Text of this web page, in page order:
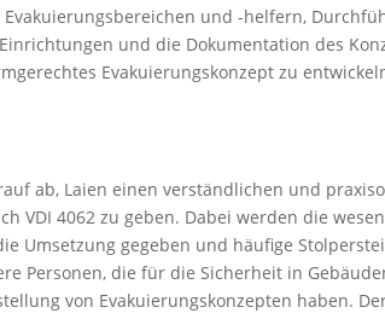
Evakuierungsbereichen und -helfern,
und die Dokumentation des
Evakuierungskonzept zu
ab, Laien einen verständlichen und
VDI 4062 zu geben. Dabei werden die
Umsetzung gegeben und häufige
Personen, die für die Sicherheit in
von Evakuierungskonzepten haben.